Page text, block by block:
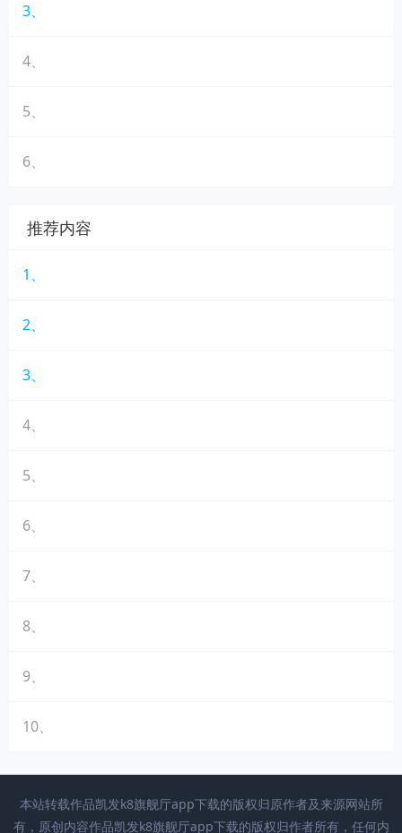
3、
4、
5、
6、
推荐内容
1、
2、
3、
4、
5、
6、
7、
8、
9、
10、
本站转载作品凯发k8旗舰厅app下载的版权归原作者及来源网站所
有，原创内容作品凯发k8旗舰厅app下载的版权归作者所有，任何内